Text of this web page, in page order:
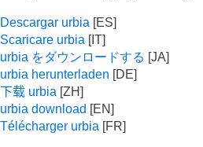
Descargar urbia
Scaricare urbia
urbia をダウンロードする
urbia herunterladen
下载 urbia
urbia download
Télécharger urbia